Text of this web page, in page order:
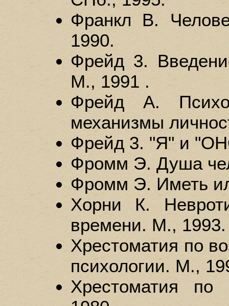
Франкл В.
1990.
Фрейд 3.
М., 1991 .
Фрейд А.
механизмы
Фрейд 3. "Я" и
Фромм Э. Душа
Фромм Э. Иметь
Хорни К.
времени. М., 1993.
Хрестоматия по
психологии. М.,
Хрестоматия по